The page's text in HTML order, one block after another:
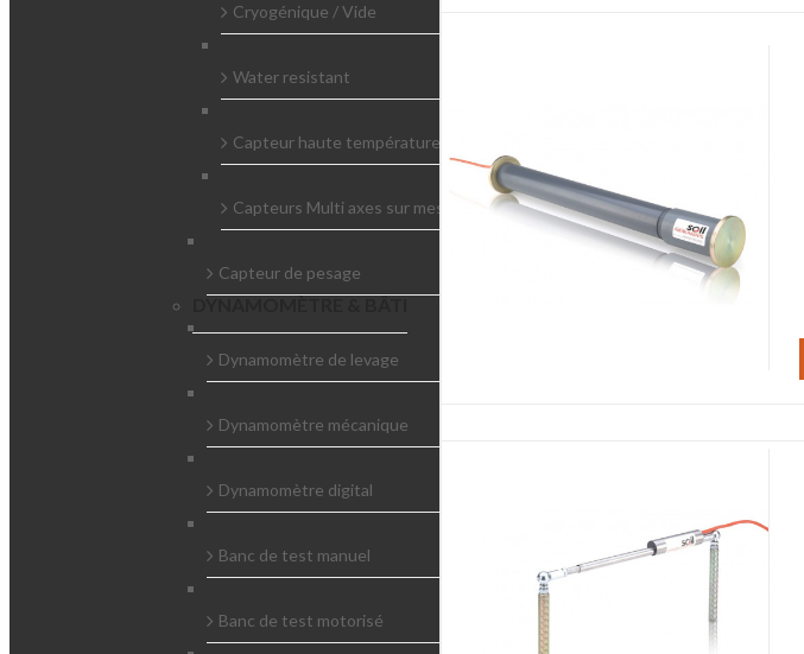
Cryogénique / Vide
Water resistant
Capteur haute température
Capteurs Multi axes sur mesure
Capteur de pesage
Dynamomètre de levage
Dynamomètre mécanique
Dynamomètre digital
Banc de test manuel
Banc de test motorisé